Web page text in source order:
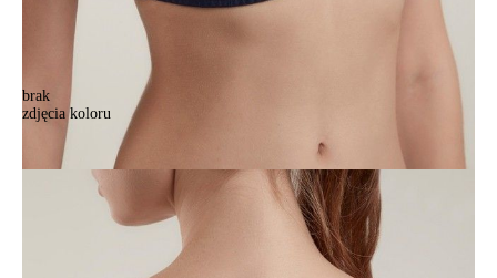
brak
zdjęcia koloru
Бюстгальтер CE AURA RB6098, р.75D, океан
Бюстгальтер CE AURA RB6098, р.75D, океан
118,90 zł